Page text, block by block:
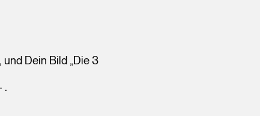
Dein Bild „Die 3
.